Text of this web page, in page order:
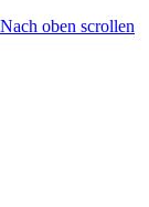
Nach oben scrollen